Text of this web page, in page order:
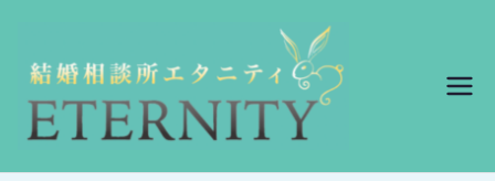
結婚相談所エ
結婚相談所エタニ